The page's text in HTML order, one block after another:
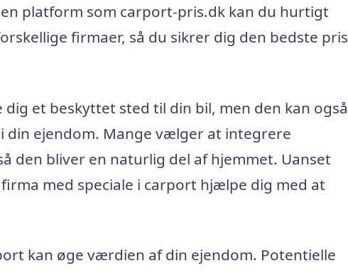
platform som carport-pris.dk kan du hurtigt
firmaer, så du sikrer dig den bedste pris
et beskyttet sted til din bil, men den kan også
ejendom. Mange vælger at integrere
den bliver en naturlig del af hjemmet. Uanset
med speciale i carport hjælpe dig med at
kan øge værdien af din ejendom. Potentielle